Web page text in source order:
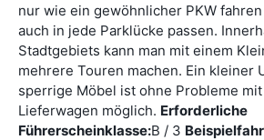
nur wie ein gewöhnlicher PKW
auch in jede Parklücke passen.
Stadtgebiets kann man mit einem
mehrere Touren machen. Ein kleiner
sperrige Möbel ist ohne Probleme
Lieferwagen möglich. Erforderliche
Führerscheinklasse:B / 3